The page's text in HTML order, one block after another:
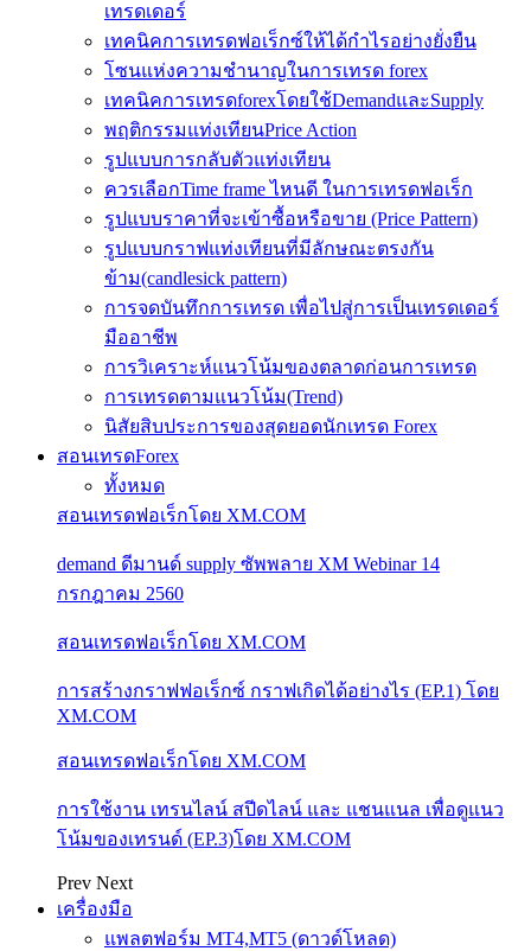
เทรดเดอร์
เทคนิคการเทรดฟอเร็กซ์ให้ได้กำไรอย่างยั่งยืน
โซนแห่งความชำนาญในการเทรด forex
เทคนิคการเทรดforexโดยใช้DemandและSupply
พฤติกรรมแท่งเทียนPrice Action
รูปแบบการกลับตัวแท่งเทียน
ควรเลือกTime frame ไหนดี ในการเทรดฟอเร็ก
รูปแบบราคาที่จะเข้าซื้อหรือขาย (Price Pattern)
รูปแบบกราฟแท่งเทียนที่มีลักษณะตรงกัน
ข้าม(candlesick pattern)
การจดบันทึกการเทรด เพื่อไปสู่การเป็นเทรดเดอร์
มืออาชีพ
การวิเคราะห์แนวโน้มของตลาดก่อนการเทรด
การเทรดตามแนวโน้ม(Trend)
นิสัยสิบประการของสุดยอดนักเทรด Forex
สอนเทรดForex
ทั้งหมด
สอนเทรดฟอเร็กโดย XM.COM
demand ดีมานด์ supply ซัพพลาย XM Webinar 14
กรกฎาคม 2560
สอนเทรดฟอเร็กโดย XM.COM
การสร้างกราฟฟอเร็กซ์ กราฟเกิดได้อย่างไร (EP.1) โดย
XM.COM
สอนเทรดฟอเร็กโดย XM.COM
การใช้งาน เทรนไลน์ สปีดไลน์ และ แชนแนล เพื่อดูแนว
โน้มของเทรนด์ (EP.3)โดย XM.COM
Prev Next
เครื่องมือ
แพลตฟอร์ม MT4,MT5 (ดาวด์โหลด)